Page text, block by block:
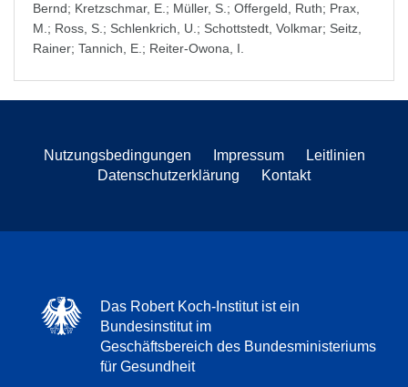
Bernd; Kretzschmar, E. ; Müller, S. ; Offergeld, Ruth; Prax,
M. ; Ross, S. ; Schlenkrich, U. ; Schottstedt, Volkmar; Seitz,
Rainer; Tannich, E. ; Reiter-Owona, I.
Nutzungsbedingungen Impressum
Leitlinien
Datenschutzerklärung
Kontakt
Das Robert Koch-Institut ist ein
Bundesinstitut im
Geschäftsbereich des Bundesministeriums
für Gesundheit